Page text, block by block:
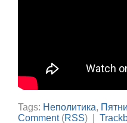
Tags: Неполитика,
Comment(RSS) |